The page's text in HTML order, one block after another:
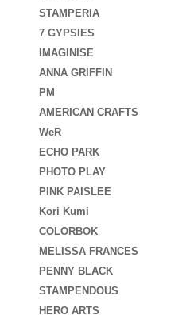
STAMPERIA
7 GYPSIES
IMAGINISE
ANNA GRIFFIN
PM
AMERICAN CRAFTS
WeR
ECHO PARK
PHOTO PLAY
PINK PAISLEE
Kori Kumi
COLORBOK
MELISSA FRANCES
PENNY BLACK
STAMPENDOUS
HERO ARTS